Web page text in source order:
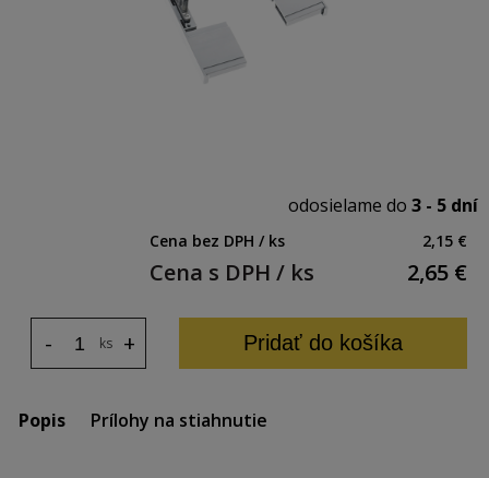
odosielame do 3 - 5 dní
Cena bez DPH / ks 2,15 €
Cena s DPH / ks 2,65 €
ks +
- Pridať do košíka
Popis Prílohy na stiahnutie